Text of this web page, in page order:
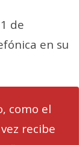
de
en su
como el
recibe